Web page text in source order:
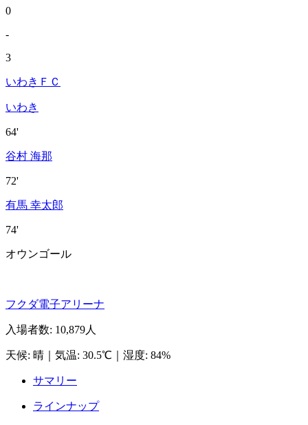
0
-
3
いわきＦＣ
いわき
64'
谷村 海那
72'
有馬 幸太郎
74'
オウンゴール
フクダ電子アリーナ
入場者数: 10,879人
天候: 晴 気温: 30.5℃ 湿度: 84%
サマリー
ラインナップ